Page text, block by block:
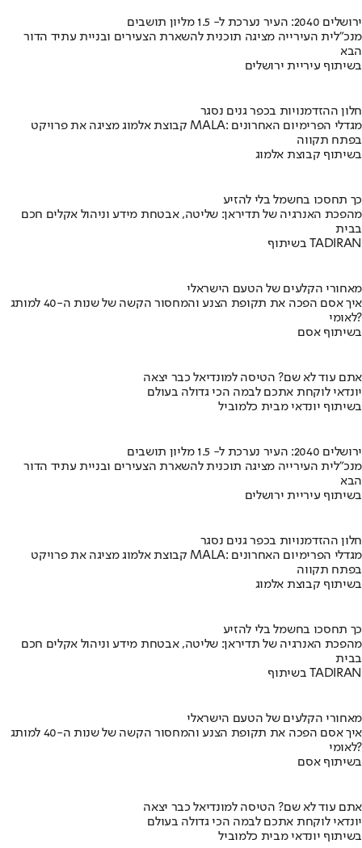
ירושלים 2040: העיר נערכת ל- 1.5 מליון תושבים
מנכ"לית העירייה מציגה תוכנית להשארת הצעירים ובניית עתיד הדור
הבא
בשיתוף עיריית ירושלים
חלון ההזדמנויות בכפר גנים נסגר
קבוצת אלמוג מציגה את פרויקט MALA: מגדלי הפרימיום האחרונים
בפתח תקווה
בשיתוף קבוצת אלמוג
כך תחסכו בחשמל בלי להזיע
מהפכת האנרגיה של תדיראן: שליטה, אבטחת מידע וניהול אקלים חכם
בבית
בשיתוף TADIRAN
מאחורי הקלעים של הטעם הישראלי
איך אסם הפכה את תקופת הצנע והמחסור הקשה של שנות ה-40 למותג
לאומי?
בשיתוף אסם
אתם עוד לא שם? הטיסה למונדיאל כבר יצאה
יונדאי לוקחת אתכם לבמה הכי גדולה בעולם
בשיתוף יונדאי מבית כלמוביל
ירושלים 2040: העיר נערכת ל- 1.5 מליון תושבים
מנכ"לית העירייה מציגה תוכנית להשארת הצעירים ובניית עתיד הדור
הבא
בשיתוף עיריית ירושלים
חלון ההזדמנויות בכפר גנים נסגר
קבוצת אלמוג מציגה את פרויקט MALA: מגדלי הפרימיום האחרונים
בפתח תקווה
בשיתוף קבוצת אלמוג
כך תחסכו בחשמל בלי להזיע
מהפכת האנרגיה של תדיראן: שליטה, אבטחת מידע וניהול אקלים חכם
בבית
בשיתוף TADIRAN
מאחורי הקלעים של הטעם הישראלי
איך אסם הפכה את תקופת הצנע והמחסור הקשה של שנות ה-40 למותג
לאומי?
בשיתוף אסם
אתם עוד לא שם? הטיסה למונדיאל כבר יצאה
יונדאי לוקחת אתכם לבמה הכי גדולה בעולם
בשיתוף יונדאי מבית כלמוביל